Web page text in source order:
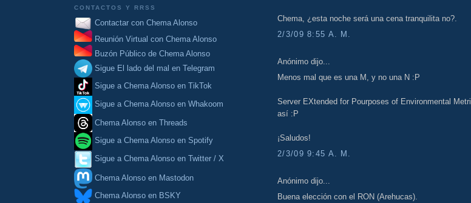
CONTACTOS Y RRSS
Contactar con Chema Alonso
Reunión Virtual con Chema Alonso
Buzón Público de Chema Alonso
Sigue El lado del mal en Telegram
Sigue a Chema Alonso en TikTok
Sigue a Chema Alonso en Whakoom
Chema Alonso en Threads
Sigue a Chema Alonso en Spotify
Sigue a Chema Alonso en Twitter / X
Chema Alonso en Mastodon
Chema Alonso en BSKY
Chema, ¿esta noche será una cena tranquilita no?.
2/3/09 8:55 A. M.
Anónimo dijo...
Menos mal que es una M, y no una N :P
Server EXtended for Pourposes of Environmental
así :P
¡Saludos!
2/3/09 9:45 A. M.
Anónimo dijo...
Buena elección con el RON (Arehucas).